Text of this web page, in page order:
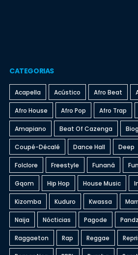
CATEGORIAS
Acapella Acústico Afro Beat
Afro House Afro Pop Afro Trap
Amapiano Beat Of Cazenga
Coupé-Décalé Dance Hall Deep
Folclore Freestyle Funaná
Gqom Hip Hop House Music
Kizomba Kuduro Kwassa
Naija Nócticias Pagode
Raggaeton Rap Reggae